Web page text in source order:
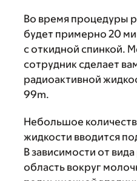
Во время процедуры
будет примерно 20
с откидной спинкой.
сотрудник сделает
радиоактивной
99m.
Небольшое
жидкости вводится
В зависимости от
область вокруг